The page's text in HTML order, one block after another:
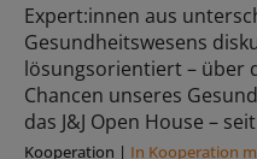
Expert:innen aus
Gesundheitswesens
lösungsorientiert – über
Chancen unseres
das J&J Open House –
Kooperation | In Kooperation